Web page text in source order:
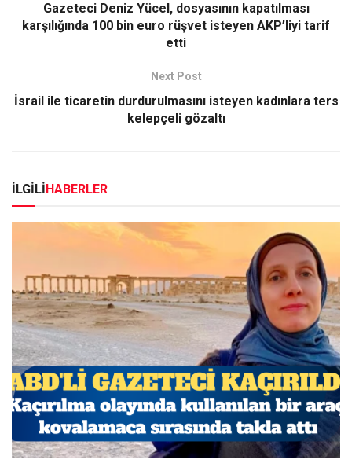
Gazeteci Deniz Yücel, dosyasının kapatılması
karşılığında 100 bin euro rüşvet isteyen AKP’liyi tarif
etti
Next Post
İsrail ile ticaretin durdurulmasını isteyen kadınlara ters
kelepçeli gözaltı
İLGİLİHABERLER